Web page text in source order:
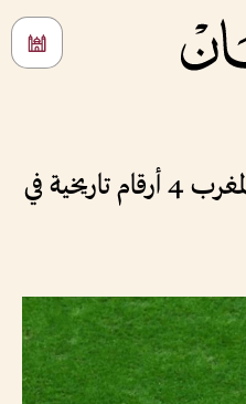
الانتصار على كندا يهدي المغرب 4 أرقام تاريخية في